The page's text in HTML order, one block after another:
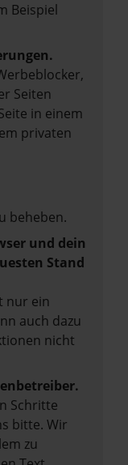
Beispiel
Seiten
in einem
privaten
beheben.
und dein
Stand
nur ein
auch dazu
nicht
Schritte
bitte. Wir
zu